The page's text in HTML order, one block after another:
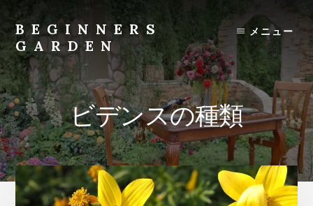
content
BEGINNERS
GARDEN
植
物
の
種
類
や
育
て
方
メニュー
ビデンスの種類